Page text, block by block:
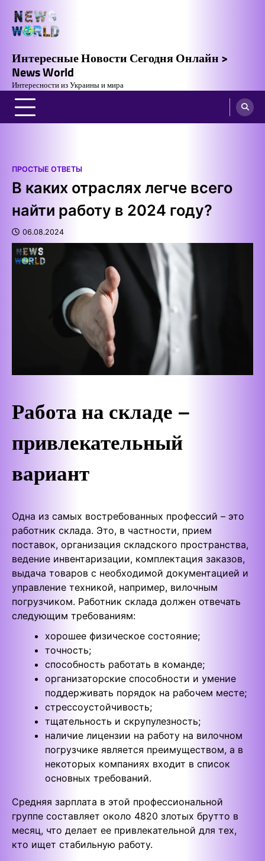
content
Интересные Новости Сегодня Онлайн >
News World
Интересности из Украины и мира
ПРОСТЫЕ ОТВЕТЫ
В каких отраслях легче всего
найти работу в 2024 году?
06.08.2024
Работа на складе –
привлекательный
вариант
Одна из самых востребованных профессий – это
работник склада. Это, в частности, прием
поставок, организация складского пространства,
ведение инвентаризации, комплектация заказов,
выдача товаров с необходимой документацией и
управление техникой, например, вилочным
погрузчиком. Работник склада должен отвечать
следующим требованиям:
хорошее физическое состояние;
точность;
способность работать в команде;
организаторские способности и умение
поддерживать порядок на рабочем месте;
стрессоустойчивость;
тщательность и скрупулезность;
наличие лицензии на работу на вилочном
погрузчике является преимуществом, а в
некоторых компаниях входит в список
основных требований.
Средняя зарплата в этой профессиональной
группе составляет около 4820 злотых брутто в
месяц, что делает ее привлекательной для тех,
кто ищет стабильную работу.